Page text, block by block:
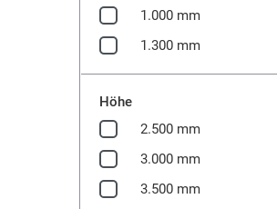
1.000 mm
1.300 mm
Höhe
2.500 mm
3.000 mm
3.500 mm